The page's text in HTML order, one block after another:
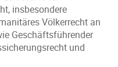
insbesondere
Völkerrecht an
Geschäftsführender
und